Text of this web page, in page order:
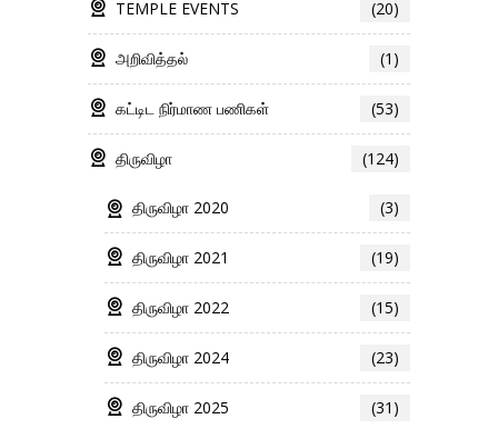
TEMPLE EVENTS (20)
அறிவித்தல் (1)
கட்டிட நிர்மாண பணிகள் (53)
திருவிழா (124)
திருவிழா 2020 (3)
திருவிழா 2021 (19)
திருவிழா 2022 (15)
திருவிழா 2024 (23)
திருவிழா 2025 (31)